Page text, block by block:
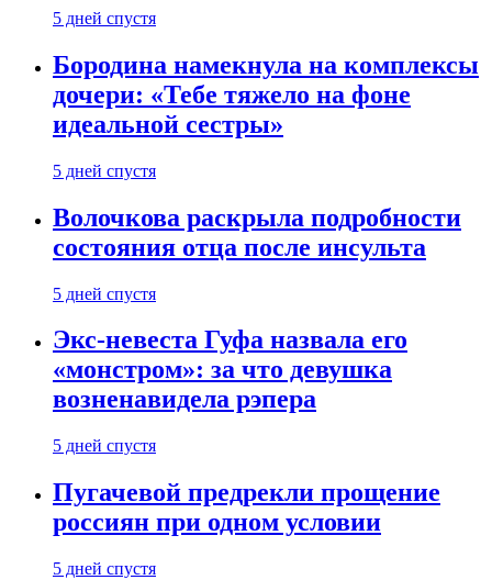
5 дней спустя
Бородина намекнула на комплексы
дочери: «Тебе тяжело на фоне
идеальной сестры»
5 дней спустя
Волочкова раскрыла подробности
состояния отца после инсульта
5 дней спустя
Экс-невеста Гуфа назвала его
«монстром»: за что девушка
возненавидела рэпера
5 дней спустя
Пугачевой предрекли прощение
россиян при одном условии
5 дней спустя